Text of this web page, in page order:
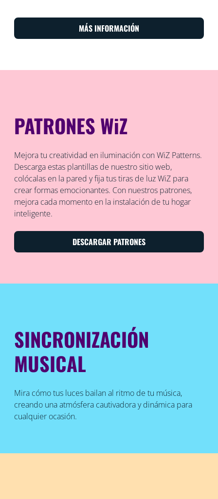
MÁS INFORMACIÓN
PATRONES WiZ
Mejora tu creatividad en iluminación con WiZ Patterns.
Descarga estas plantillas de nuestro sitio web,
colócalas en la pared y fija tus tiras de luz WiZ para
crear formas emocionantes. Con nuestros patrones,
mejora cada momento en la instalación de tu hogar
inteligente.
DESCARGAR PATRONES
SINCRONIZACIÓN
MUSICAL
Mira cómo tus luces bailan al ritmo de tu música,
creando una atmósfera cautivadora y dinámica para
cualquier ocasión.